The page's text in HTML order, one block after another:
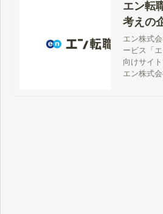
エン転
考えの
【公式
エン株式
ービス「
向けサイ
金、サー
エン株式